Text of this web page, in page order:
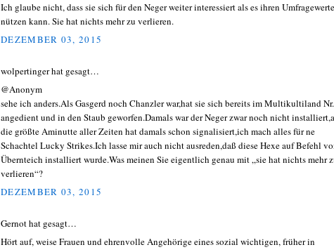
Ich glaube nicht, dass sie sich für den Neger weiter interessiert als es ihren
nützen kann. Sie hat nichts mehr zu verlieren.
DEZEMBER 03, 2015
wolpertinger hat gesagt…
@Anonym
sehe ich anders.Als Gasgerd noch Chanzler war,hat sie sich bereits im Multikultiland
angedient und in den Staub geworfen.Damals war der Neger zwar noch nicht
die größte Aminutte aller Zeiten hat damals schon signalisiert,ich mach alles für ne
Schachtel Lucky Strikes.Ich lasse mir auch nicht ausreden,daß diese Hexe auf Befehl
Übernteich installiert wurde.Was meinen Sie eigentlich genau mit „sie hat nichts mehr
verlieren“?
DEZEMBER 03, 2015
Gernot hat gesagt…
Hört auf, weise Frauen und ehrenvolle Angehörige eines sozial wichtigen, früher in